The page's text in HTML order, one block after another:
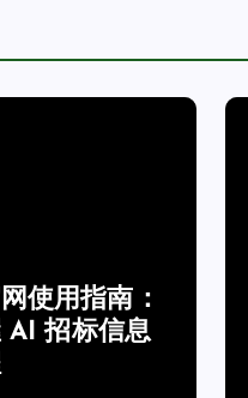
使用指南：
AI 招标信息